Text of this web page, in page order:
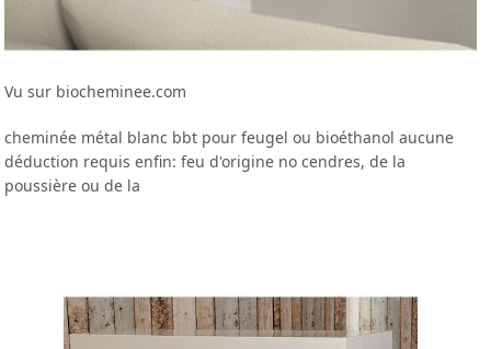
Vu sur biocheminee.com
cheminée métal blanc bbt pour feugel ou bioéthanol aucune
déduction requis enfin: feu d'origine no cendres, de la
poussière ou de la